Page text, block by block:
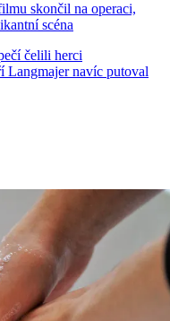
skončil na operaci,
scéna
čelili herci
Langmajer navíc putoval